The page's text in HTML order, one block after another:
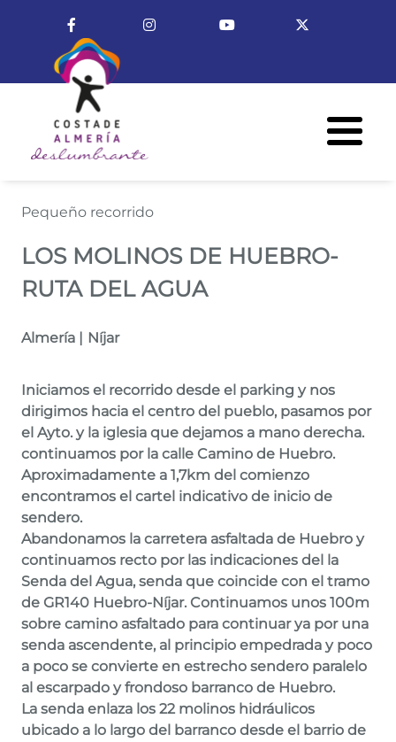
Enlace a FacebookEnlace a InstagramEnlace a Youtube
Pequeño recorrido
LOS MOLINOS DE HUEBRO-
RUTA DEL AGUA
Almería | Níjar
Iniciamos el recorrido desde el parking y nos
dirigimos hacia el centro del pueblo, pasamos por
el Ayto. y la iglesia que dejamos a mano derecha.
continuamos por la calle Camino de Huebro.
Aproximadamente a 1,7km del comienzo
encontramos el cartel indicativo de inicio de
sendero.
Abandonamos la carretera asfaltada de Huebro y
continuamos recto por las indicaciones del la
Senda del Agua, senda que coincide con el tramo
de GR140 Huebro-Níjar. Continuamos unos 100m
sobre camino asfaltado para continuar ya por una
senda ascendente, al principio empedrada y poco
a poco se convierte en estrecho sendero paralelo
al escarpado y frondoso barranco de Huebro.
La senda enlaza los 22 molinos hidráulicos
ubicado a lo largo del barranco desde el barrio de